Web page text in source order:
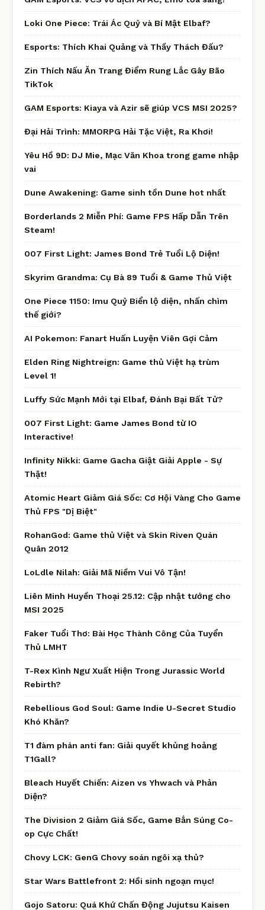
Loki One Piece: Trái Ác Quỷ và Bí Mật Elbaf?
Esports: Thích Khai Quảng và Thầy Thách Đấu?
Zin Thích Nấu Ăn Trang Điểm Rung Lắc Gây Bão
TikTok
GAM Esports: Kiaya và Azir sẽ giúp VCS MSI 2025?
Đại Hải Trình: MMORPG Hải Tặc Việt, Ra Khơi!
Yêu Hồ 9D: DJ Mie, Mạc Văn Khoa trong game nhập
vai
Dune Awakening: Game sinh tồn Dune hot nhất
Borderlands 2 Miễn Phí: Game FPS Hấp Dẫn Trên
Steam!
007 First Light: James Bond Trẻ Tuổi Lộ Diện!
Skyrim Grandma: Cụ Bà 89 Tuổi & Game Thủ Việt
One Piece 1150: Imu Quỷ Biển lộ diện, nhấn chìm
thế giới?
AI Pokemon: Fanart Huấn Luyện Viên Gợi Cảm
Elden Ring Nightreign: Game thủ Việt hạ trùm
Level 1!
Luffy Sức Mạnh Mới tại Elbaf, Đánh Bại Bất Tử?
007 First Light: Game James Bond từ IO
Interactive!
Infinity Nikki: Game Gacha Giật Giải Apple - Sự
Thật!
Atomic Heart Giảm Giá Sốc: Cơ Hội Vàng Cho Game
Thủ FPS "Dị Biệt"
RohanGod: Game thủ Việt và Skin Riven Quán
Quân 2012
LoLdle Nilah: Giải Mã Niềm Vui Vô Tận!
Liên Minh Huyền Thoại 25.12: Cập nhật tướng cho
MSI 2025
Faker Tuổi Thơ: Bài Học Thành Công Của Tuyển
Thủ LMHT
T-Rex Kình Ngư Xuất Hiện Trong Jurassic World
Rebirth?
Rebellious God Soul: Game Indie U-Secret Studio
Khó Khăn?
T1 đàm phán anti fan: Giải quyết khủng hoảng
T1Gall?
Bleach Huyết Chiến: Aizen vs Yhwach và Phản
Diện?
The Division 2 Giảm Giá Sốc, Game Bắn Súng Co-
op Cực Chất!
Chovy LCK: GenG Chovy soán ngôi xạ thủ?
Star Wars Battlefront 2: Hồi sinh ngoạn mục!
Gojo Satoru: Quá Khứ Chấn Động Jujutsu Kaisen